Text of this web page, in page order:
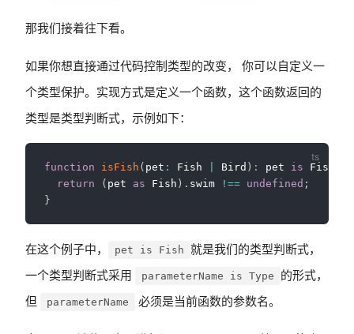
那我们接着往下看。
如果你想直接通过代码控制类型的改变， 你可以自定义一
个类型保护。实现方式是定义一个函数，这个函数返回的
类型是类型判断式，示例如下：
function isFish ( pet : Fish Bird ) : pet is Fish
return
( pet as Fish ) . swim !== undefined ;
}
在这个例子中， pet is Fish 就是我们的类型判断式，
一个类型判断式采用
parameterName is Type
的形式，
但
parameterName 必须是当前函数的参数名。